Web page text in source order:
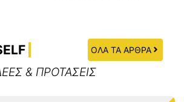
ΟΛΑ ΤΑ ΑΡΘΡΑ
& ΠΡΟΤΑΣΕΙΣ